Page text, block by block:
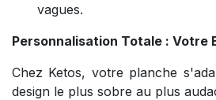
vagues.
Personnalisation Totale : Votre
Chez Ketos, votre planche
design le plus sobre au plus